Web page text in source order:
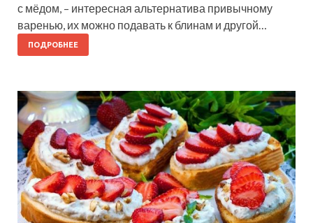
с мёдом, – интересная альтернатива привычному
варенью, их можно подавать к блинам и другой…
ПОДРОБНЕЕ